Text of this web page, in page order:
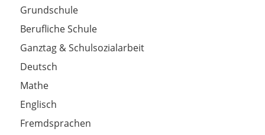
Grundschule
Berufliche Schule
Ganztag & Schulsozialarbeit
Deutsch
Mathe
Englisch
Fremdsprachen